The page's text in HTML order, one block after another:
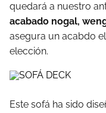
quedará a nuestro
acabado nogal,
asegura un acabdo
elección.
Este sofá ha sido